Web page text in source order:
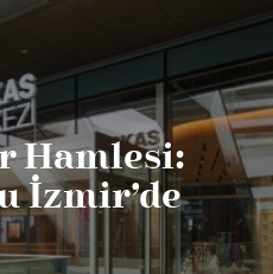
Hamlesi:
İzmir’de